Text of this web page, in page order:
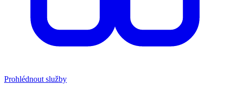
Prohlédnout služby